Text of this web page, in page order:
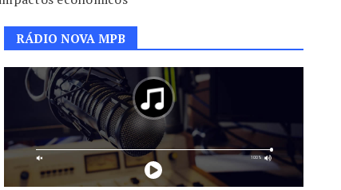
RÁDIO NOVA MPB